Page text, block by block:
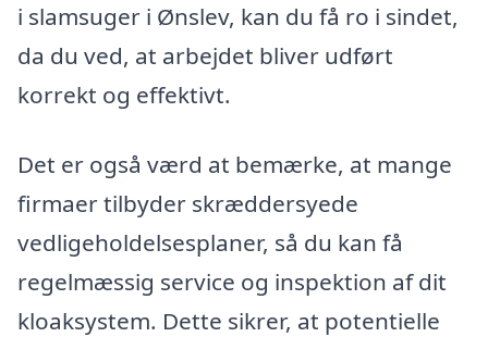
i slamsuger i Ønslev, kan du få ro i sindet,
da du ved, at arbejdet bliver udført
korrekt og effektivt.
Det er også værd at bemærke, at mange
firmaer tilbyder skræddersyede
vedligeholdelsesplaner, så du kan få
regelmæssig service og inspektion af dit
kloaksystem. Dette sikrer, at potentielle